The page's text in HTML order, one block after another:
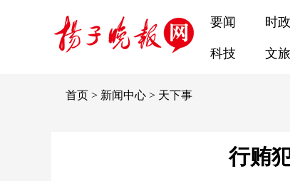
要闻 时政
科技 文旅
首页 > 新闻中心 > 天下事
行贿